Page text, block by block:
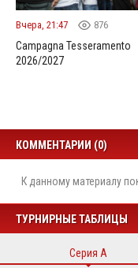
Вчера, 21:47 876
Campagna Tesseramento
2026/2027
КОММЕНТАРИИ (0)
К данному материалу
ТУРНИРНЫЕ ТАБЛИЦЫ
Серия А